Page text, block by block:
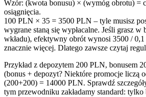
Wzór: (kwota bonusu) × (wymóg obrotu) =
osiągnięcia.
100 PLN × 35 = 3500 PLN – tyle musisz
wygrane staną się wypłacalne. Jeśli grasz w
wkładu), efektywny obrót wynosi 3500 /
znacznie więcej. Dlatego zawsze czytaj
Przykład z depozytem 200 PLN, bonusem
(bonus + depozyt? Niektóre promocje liczą
(200+200) = 14000 PLN. Sprawdź
tym przewodniku zakładamy standard: tylko